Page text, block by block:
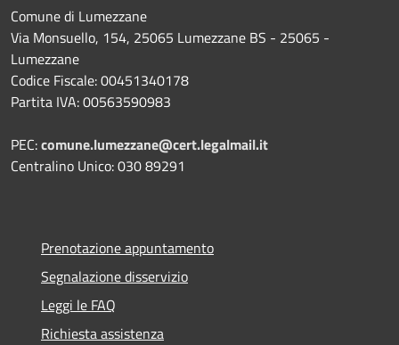
Comune di Lumezzane
Via Monsuello, 154, 25065 Lumezzane BS - 25065 -
Lumezzane
Codice Fiscale: 00451340178
Partita IVA: 00563590983
PEC:comune.lumezzane@cert.legalmail.it
Centralino Unico: 030 89291
Prenotazione appuntamento
Segnalazione disservizio
Leggi le FAQ
Richiesta assistenza